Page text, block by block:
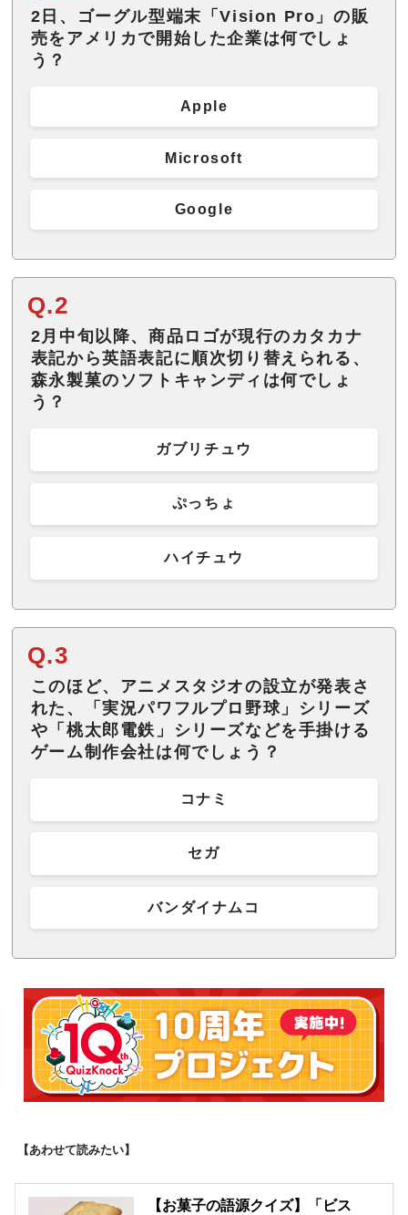
2日、ゴーグル型端末「Vision Pro」の販
売をアメリカで開始した企業は何でしょ
う？
Apple
Microsoft
Google
Q.2
2月中旬以降、商品ロゴが現行のカタカナ
表記から英語表記に順次切り替えられる、
森永製菓のソフトキャンディは何でしょ
う？
ガブリチュウ
ぷっちょ
ハイチュウ
Q.3
このほど、アニメスタジオの設立が発表さ
れた、「実況パワフルプロ野球」シリーズ
や「桃太郎電鉄」シリーズなどを手掛ける
ゲーム制作会社は何でしょう？
コナミ
セガ
バンダイナムコ
【あわせて読みたい】
【お菓子の語源クイズ】「ビス